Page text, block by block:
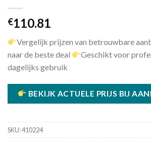
€110.81
Vergelijk prijzen van betrouwbare
naar de beste deal
Geschikt voor
dagelijks gebruik
BEKIJK ACTUELE PRIJS BIJ
SKU:410224